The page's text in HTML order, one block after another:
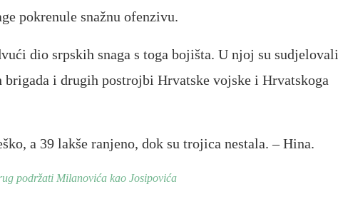
pokrenule snažnu ofenzivu.
dio srpskih snaga s toga bojišta. U njoj su sudjelovali
i drugih postrojbi Hrvatske vojske i Hrvatskoga
a 39 lakše ranjeno, dok su trojica nestala. – Hina.
podržati Milanovića kao Josipovića